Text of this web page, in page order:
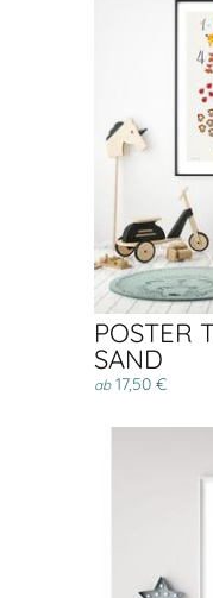
POSTER
SAND
ab17,50 €